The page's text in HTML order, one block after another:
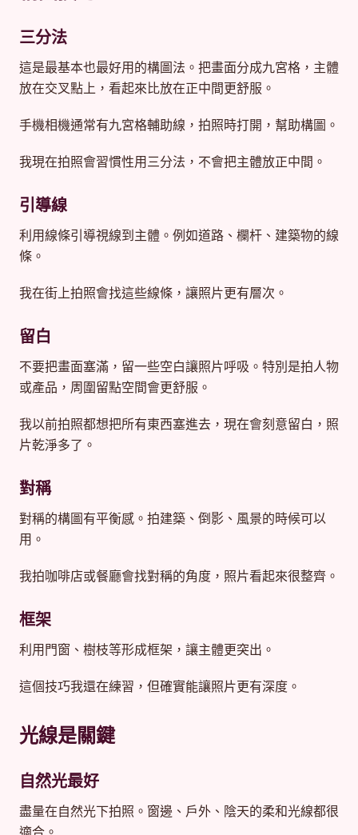
三分法
這是最基本也最好用的構圖法。把畫面分成九宮格，主體
放在交叉點上，看起來比放在正中間更舒服。
手機相機通常有九宮格輔助線，拍照時打開，幫助構圖。
我現在拍照會習慣性用三分法，不會把主體放正中間。
引導線
利用線條引導視線到主體。例如道路、欄杆、建築物的線
條。
我在街上拍照會找這些線條，讓照片更有層次。
留白
不要把畫面塞滿，留一些空白讓照片呼吸。特別是拍人物
或產品，周圍留點空間會更舒服。
我以前拍照都想把所有東西塞進去，現在會刻意留白，照
片乾淨多了。
對稱
對稱的構圖有平衡感。拍建築、倒影、風景的時候可以
用。
我拍咖啡店或餐廳會找對稱的角度，照片看起來很整齊。
框架
利用門窗、樹枝等形成框架，讓主體更突出。
這個技巧我還在練習，但確實能讓照片更有深度。
光線是關鍵
自然光最好
盡量在自然光下拍照。窗邊、戶外、陰天的柔和光線都很
適合。